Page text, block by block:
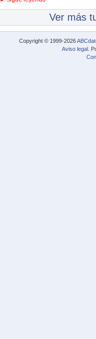
Ver más
Copyright © 1999-2026
Aviso legal .